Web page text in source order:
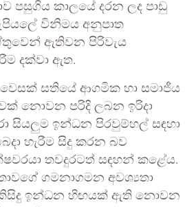
පසුගිය කාලයේ දරන ලද පාඩු
විනිමය අනුපාත
ඇතිවන පිරිවැය
දක්වා ඇත.
සතියේ ආගමික හා සමාජීය
නොවන පරිදි ලබන ඉරිදා
සියලුම ඉන්ධන පිරවුම්හල් සඳහා
හැරීම සිදු කරන බව
තවදුරටත් සඳහන් කළේය.
ගමනාගමන අවශ්‍යතා
ඉන්ධන හිඟයක් ඇති නොවන